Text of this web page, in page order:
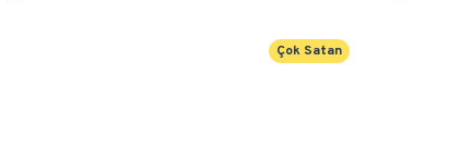
Çok Satan